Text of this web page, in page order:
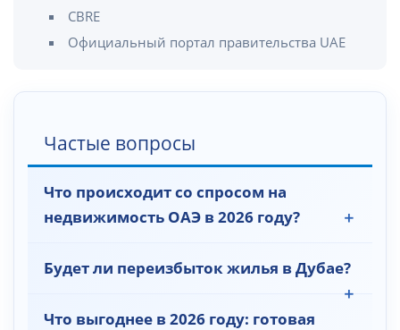
CBRE
Официальный портал правительства UAE
Частые вопросы
Что происходит со спросом на
недвижимость ОАЭ в 2026 году?
Будет ли переизбыток жилья в Дубае?
Что выгоднее в 2026 году: готовая